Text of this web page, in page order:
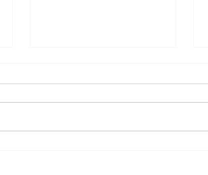
年末年始営業お知らせ